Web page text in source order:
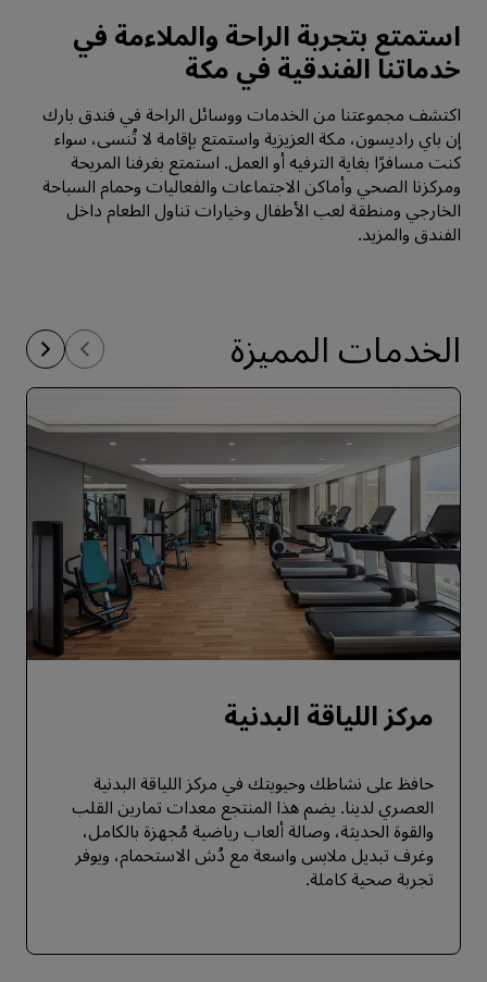
استمتع بتجربة الراحة والملاءمة في
خدماتنا الفندقية في مكة
اكتشف مجموعتنا من الخدمات ووسائل الراحة في فندق بارك
إن باي راديسون، مكة العزيزية واستمتع بإقامة لا تُنسى، سواء
كنت مسافرًا بغاية الترفيه أو العمل. استمتع بغرفنا المريحة
ومركزنا الصحي وأماكن الاجتماعات والفعاليات وحمام السباحة
الخارجي ومنطقة لعب الأطفال وخيارات تناول الطعام داخل
الفندق والمزيد.
الخدمات المميزة
مركز اللياقة البدنية
حافظ على نشاطك وحيويتك في مركز اللياقة البدنية
العصري لدينا. يضم هذا المنتجع معدات تمارين القلب
والقوة الحديثة، وصالة ألعاب رياضية مُجهزة بالكامل،
وغرف تبديل ملابس واسعة مع دُش الاستحمام، ويوفر
تجربة صحية كاملة.